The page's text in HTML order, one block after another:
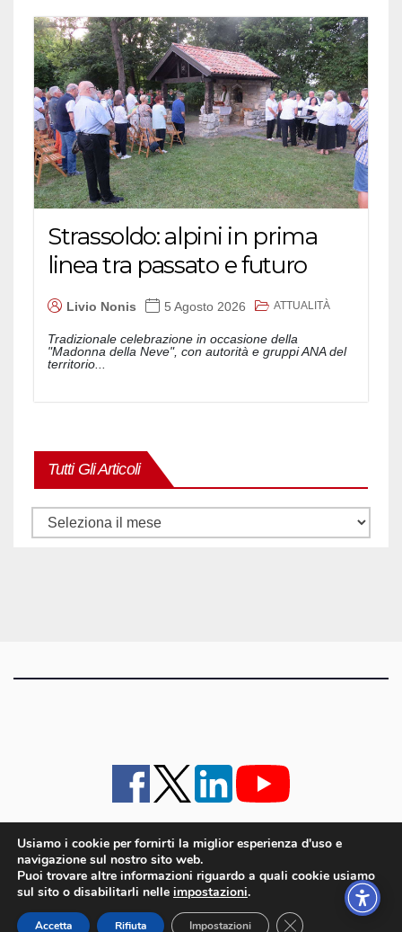
Strassoldo: alpini in prima
linea tra passato e futuro
Livio Nonis 5 Agosto 2026 ATTUALITÀ
Tradizionale celebrazione in occasione della
"Madonna della Neve", con autorità e gruppi ANA del
territorio...
Tutti Gli Articoli
Tutti
iMagazine · contatti e staff · lavora con noi
Cookie policy UE
iMagazine è un marchio di proprietà di Goliardica Editrice redazione in via Aquileia 64a,
Bagnaria Arsa (UD) - P.iva 00559050315
Usiamo i cookie per fornirti la miglior esperienza d'uso e
navigazione sul nostro sito web.
Puoi trovare altre informazioni riguardo a quali cookie usiamo
sul sito o disabilitarli nelle impostazioni.
Accetta Rifiuta Impostazioni Close GDPR